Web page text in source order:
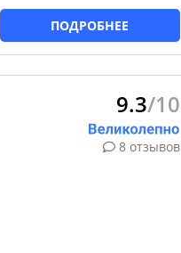
ПОДРОБНЕЕ
9.3/10
8 отзывов